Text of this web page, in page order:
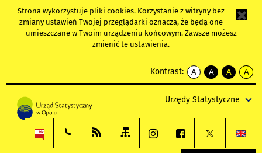
Strona wykorzystuje pliki cookies. Korzystanie z witryny bez
zmiany ustawień Twojej przeglądarki oznacza, że będą one
umieszczane w Twoim urządzeniu końcowym. Zawsze możesz
zmienić te ustawienia.
Kontrast:
A
kontrast
A
kontrast
tekst
czarnym
A
kontrast
tekst
czarnym
A
tekst
żółtym
Urzędy Statystyczne